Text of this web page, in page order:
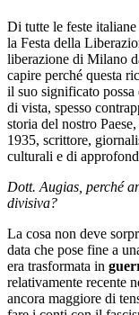
Di tutte le feste
la Festa della
liberazione di Milano
capire perché questa
il suo significato possa
di vista, spesso
storia del nostro Paese,
1935, scrittore,
culturali e di
Dott. Augias, perché
divisiva?
La cosa non deve
data che pose fine a
era trasformata in
relativamente recente
ancora maggiore di